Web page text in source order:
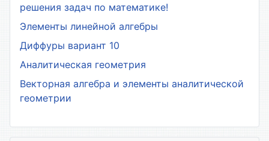
решения задач по математике!
Элементы линейной алгебры
Диффуры вариант 10
Аналитическая геометрия
Векторная алгебра и элементы аналитической
геометрии